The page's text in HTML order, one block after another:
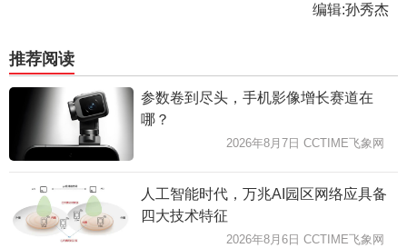
编辑:孙秀杰
推荐阅读
参数卷到尽头，手机影像增长赛道在
哪？
2026年8月7日 CCTIME飞象网
人工智能时代，万兆AI园区网络应具备
四大技术特征
2026年8月6日 CCTIME飞象网